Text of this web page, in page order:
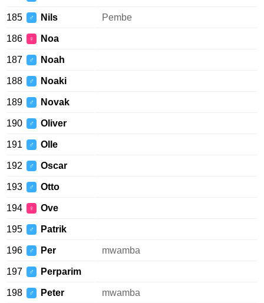
185 ♂ Nils Pembe
186 ♀ Noa
187 ♂ Noah
188 ♂ Noaki
189 ♂ Novak
190 ♂ Oliver
191 ♂ Olle
192 ♂ Oscar
193 ♂ Otto
194 ♀ Ove
195 ♂ Patrik
196 ♂ Per mwamba
197 ♂ Perparim
198 ♂ Peter mwamba